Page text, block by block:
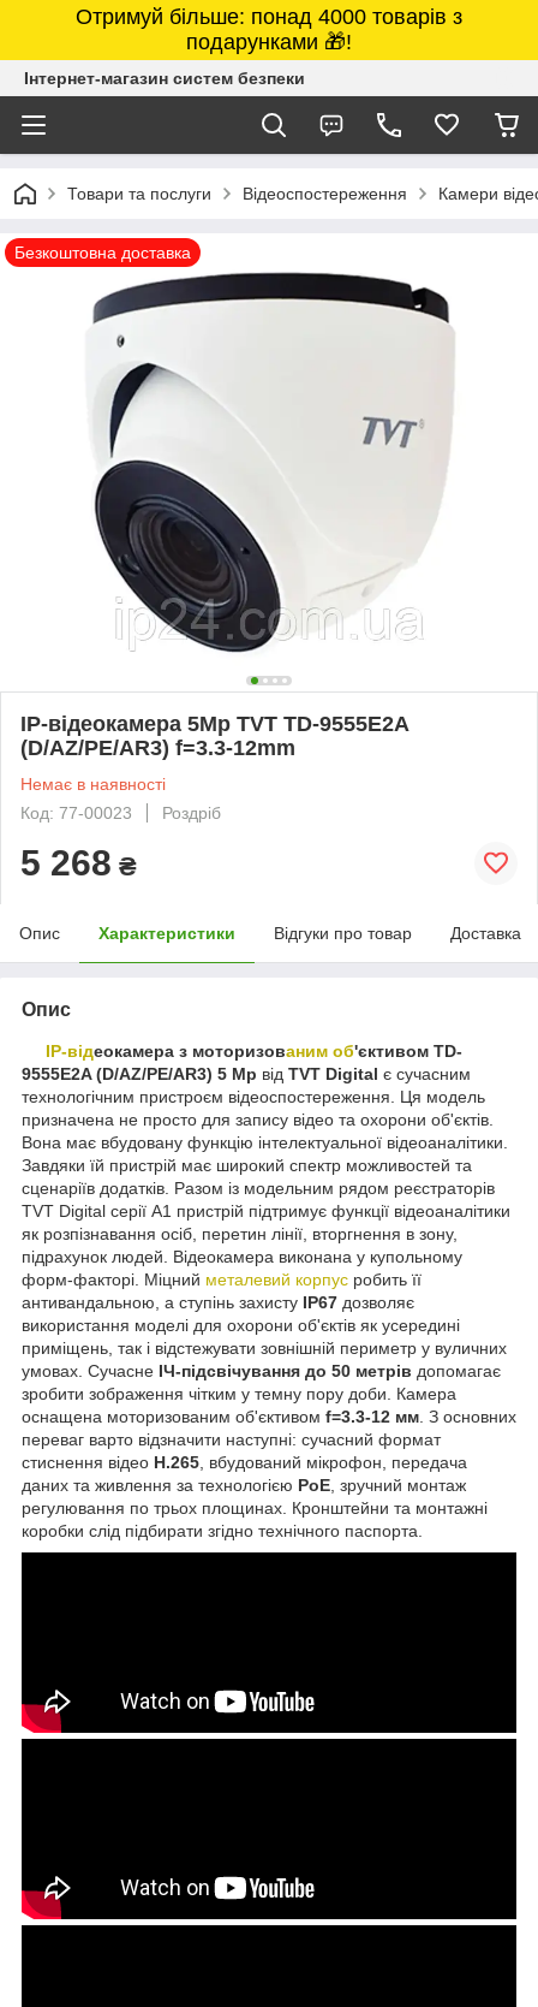
Отримуй більше: понад 4000 товарів з
подарунками 🎁!
Інтернет-магазин систем безпеки
Товари та послуги Відеоспостереження Камери
Безкоштовна доставка
IP-відеокамера 5Mp TVT TD-9555E2A
(D/AZ/PE/AR3) f=3.3-12mm
Немає в наявності
Код: 77-00023
Роздріб
5 268 ₴
Опис Характеристики Відгуки про товар Доставка
Опис
IP-відеокамера з моторизованим об'єктивом TD-
9555E2A (D/AZ/PE/AR3) 5 Мр від TVT Digital є сучасним
технологічним пристроєм відеоспостереження. Ця модель
призначена не просто для запису відео та охорони об'єктів.
Вона має вбудовану функцію інтелектуальної відеоаналітики.
Завдяки їй пристрій має широкий спектр можливостей та
сценаріїв додатків. Разом із модельним рядом реєстраторів
TVT Digital серії А1 пристрій підтримує функції відеоаналітики
як розпізнавання осіб, перетин лінії, вторгнення в зону,
підрахунок людей. Відеокамера виконана у купольному
форм-факторі. Міцний металевий корпус робить її
антивандальною, а ступінь захисту IP67 дозволяє
використання моделі для охорони об'єктів як усередині
приміщень, так і відстежувати зовнішній периметр у вуличних
умовах. Сучасне ІЧ-підсвічування до 50 метрів допомагає
зробити зображення чітким у темну пору доби. Камера
оснащена моторизованим об'єктивом f=3.3-12 мм . З основних
переваг варто відзначити наступні: сучасний формат
стиснення відео Н.265 , вбудований мікрофон, передача
даних та живлення за технологією РоЕ , зручний монтаж
регулювання по трьох площинах. Кронштейни та монтажні
коробки слід підбирати згідно технічного паспорта.